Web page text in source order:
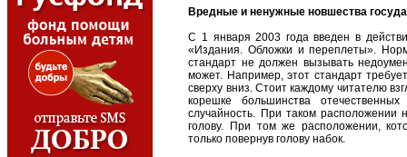
Вредные и ненужные новшества
С 1 января 2003 года введен в
«Издания. Обложки и переплеты».
стандарт не должен вызывать
может. Например, этот стандарт
сверху вниз. Стоит каждому читателю
корешке большинства
случайность. При таком расположении
голову. При том же расположении,
только повернув голову набок.